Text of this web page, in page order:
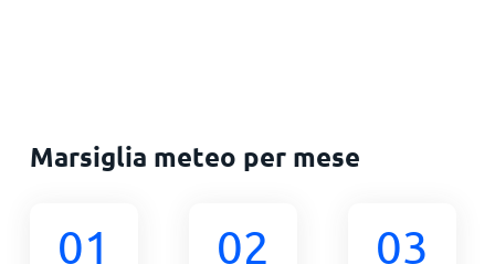
Marsiglia meteo per mese
01 02 03